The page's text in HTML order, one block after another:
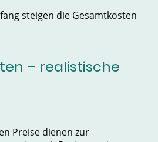
steigen die Gesamtkosten
– realistische
Preise dienen zur